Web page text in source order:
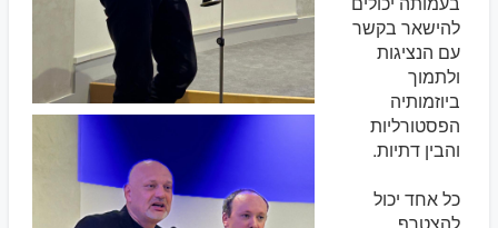
להישאר בקשר
עם הנציגות
ולתמוך
ביוזמותיה
הפסטורליות
והבין דתיות.
כל אחד יכול